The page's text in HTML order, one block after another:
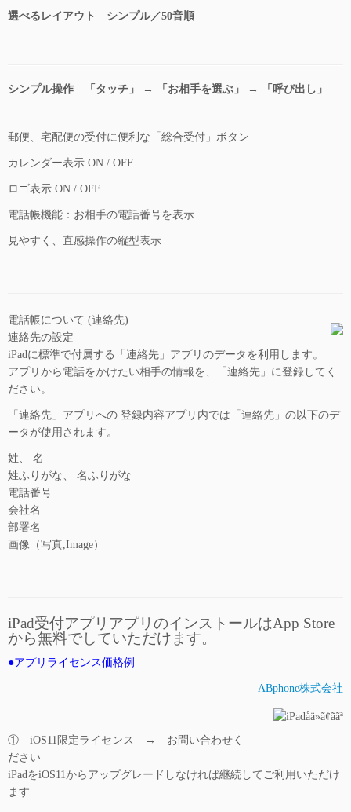
選べるレイアウト シンプル／50音順
シンプル操作 「タッチ」 → 「お相手を選ぶ」 → 「呼び出し」
郵便、宅配便の受付に便利な「総合受付」ボタン
カレンダー表示 ON / OFF
ロゴ表示 ON / OFF
電話帳機能：お相手の電話番号を表示
見やすく、直感操作の縦型表示
電話帳について (連絡先)
連絡先の設定
iPadに標準で付属する「連絡先」アプリのデータを利用します。
アプリから電話をかけたい相手の情報を、「連絡先」に登録してく
ださい。
「連絡先」アプリへの 登録内容アプリ内では「連絡先」の以下のデ
ータが使用されます。
姓、 名
姓ふりがな、 名ふりがな
電話番号
会社名
部署名
画像（写真,Image）
iPad受付アプリアプリのインストールはApp Store
から無料でしていただけます。
●アプリライセンス価格例
ABphone株式会社
① iOS11限定ライセンス → お問い合わせく
ださい
iPadをiOS11からアップグレードしなければ継続してご利用いただけ
ます